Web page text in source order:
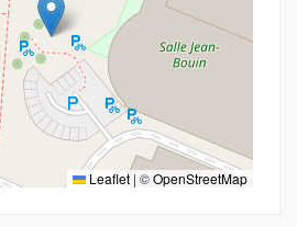
Leaflet | ©OpenStreetMap